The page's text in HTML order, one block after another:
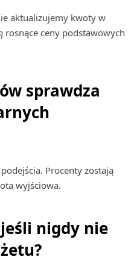
aktualizujemy kwoty w
ceny podstawowych
sprawdza
Procenty zostają
wyjściowa.
jeśli nigdy nie